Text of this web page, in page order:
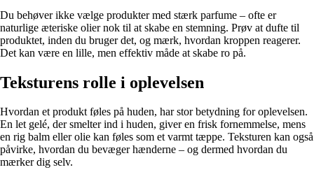
Du behøver ikke vælge produkter med stærk parfume – ofte er
naturlige æteriske olier nok til at skabe en stemning. Prøv at dufte til
produktet, inden du bruger det, og mærk, hvordan kroppen reagerer.
Det kan være en lille, men effektiv måde at skabe ro på.
Teksturens rolle i oplevelsen
Hvordan et produkt føles på huden, har stor betydning for oplevelsen.
En let gelé, der smelter ind i huden, giver en frisk fornemmelse, mens
en rig balm eller olie kan føles som et varmt tæppe. Teksturen kan også
påvirke, hvordan du bevæger hænderne – og dermed hvordan du
mærker dig selv.